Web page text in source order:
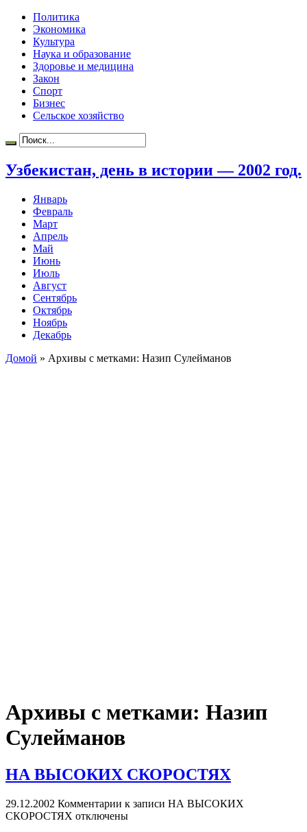
Политика
Экономика
Культура
Наука и образование
Здоровье и медицина
Закон
Спорт
Бизнес
Сельское хозяйство
Узбекистан, день в истории — 2002 год.
Январь
Февраль
Март
Апрель
Май
Июнь
Июль
Август
Сентябрь
Октябрь
Ноябрь
Декабрь
Домой » Архивы с метками: Назип Сулейманов
Архивы с метками: Назип
Сулейманов
НА ВЫСОКИХ СКОРОСТЯХ
29.12.2002 Комментарии к записи НА ВЫСОКИХ
СКОРОСТЯХ отключены